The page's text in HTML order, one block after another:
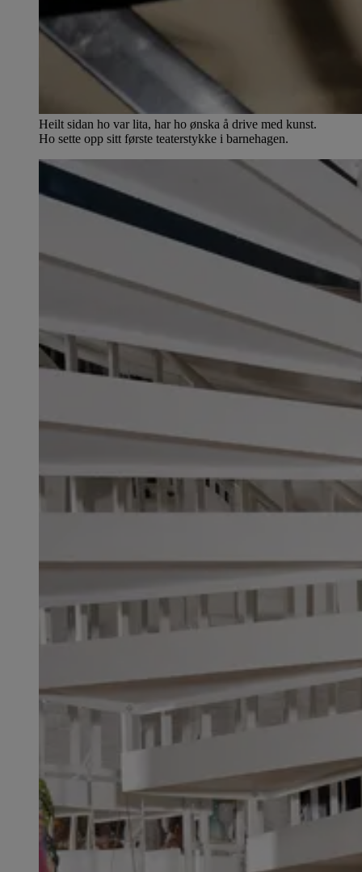
Heilt sidan ho var lita, har ho ønska å drive med kunst.
Ho sette opp sitt første teaterstykke i barnehagen.